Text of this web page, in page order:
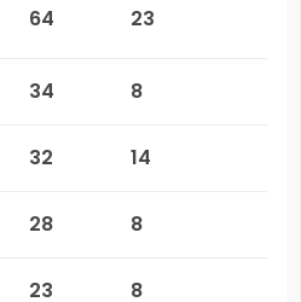
64 23
34 8
32 14
28 8
23 8